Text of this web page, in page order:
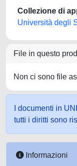
Collezione di
Università degli
File in questo
Non ci sono file
I documenti in
tutti i diritti sono
Informazioni